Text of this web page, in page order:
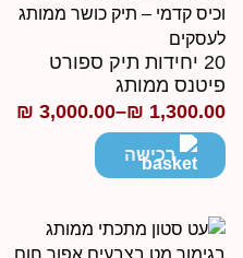
20 יחידות תיק ספורט
ממותג
₪
–
₪3,000.00
רכישה